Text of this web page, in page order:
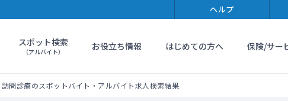
ヘルプ
スポット検索
（アルバイト） お役立ち情報 はじめての方へ 保険/サー
問診療のスポットバイト・アルバイト求人検索結果